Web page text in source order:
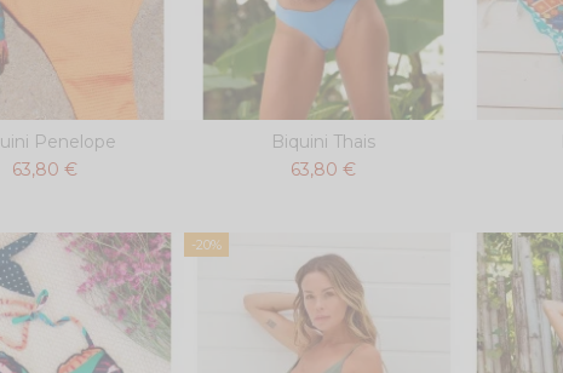
Penelope
63,80 €
Biquini Thais
63,80 €
-20%